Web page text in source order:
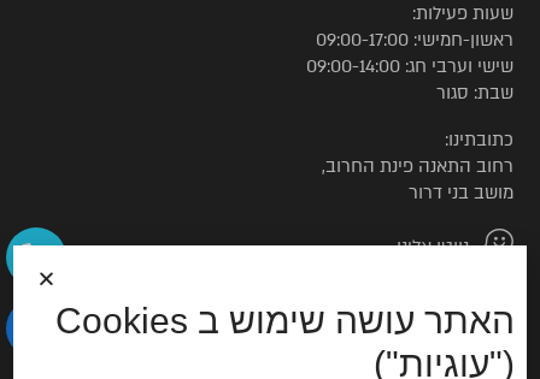
שעות פעילות:
ראשון-חמישי: 09:00-17:00
שישי וערבי חג: 09:00-14:00
שבת: סגור
כתובתינו:
רחוב התאנה פינת החרוב,
מושב בני דרור
נווטו אלינו
© כל הזכויות שמורות לטורקיז האוס
האתר עושה שימוש ב Cookies
("עוגיות")